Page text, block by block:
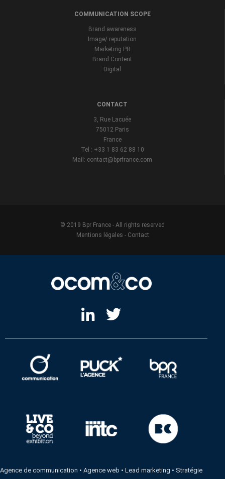
COMMUNICATION SCOPE
Brand awareness
Image/ reputation
Marketing PR
Brand Content
Digital
CONTACT
3, Rue Lacuée
75012 Paris
France
Tel : +33 1 83 62 88 10
Mail: contact@bprfrance.com
© 2019 Bpr France - All rights reserved
Mentions légales - Contact
Agence de communication •Agence web •Lead marketing • Stratégie